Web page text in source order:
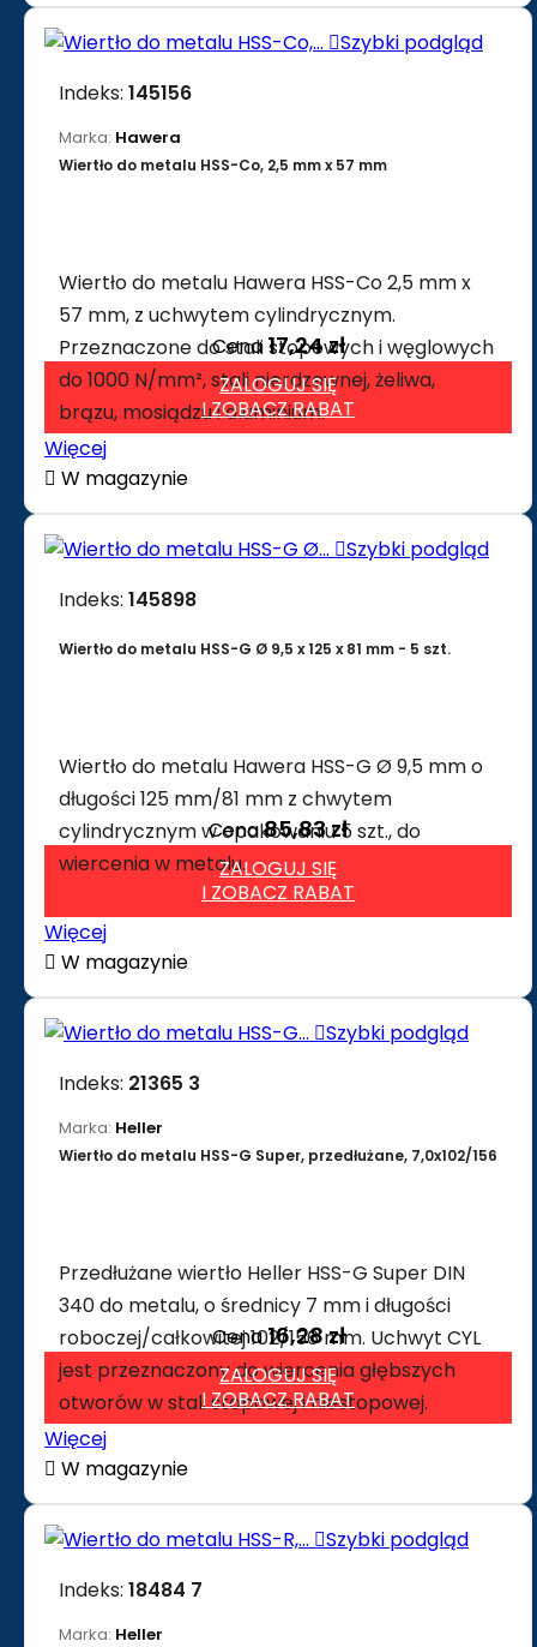
Szybki podgląd
Indeks: 145156
Marka: Hawera
Wiertło do metalu HSS-Co, 2,5 mm x 57 mm
Wiertło do metalu Hawera HSS-Co 2,5 mm x
57 mm, z uchwytem cylindrycznym.
Przeznaczone do stali stopowych i węglowych
do 1000 N/mm², stali nierdzewnej, żeliwa,
brązu, mosiądzu i aluminium.
Cena 17,24 zł
ZALOGUJ SIĘ
I ZOBACZ RABAT
Więcej
 W magazynie
Szybki podgląd
Indeks: 145898
Wiertło do metalu HSS-G Ø 9,5 x 125 x 81 mm - 5 szt.
Wiertło do metalu Hawera HSS-G Ø 9,5 mm o
długości 125 mm/81 mm z chwytem
cylindrycznym w opakowaniu 5 szt., do
wiercenia w metalu.
Cena85,83 zł
ZALOGUJ SIĘ
I ZOBACZ RABAT
Więcej
 W magazynie
Szybki podgląd
Indeks: 21365 3
Marka: Heller
Wiertło do metalu HSS-G Super, przedłużane, 7,0x102/156
Przedłużane wiertło Heller HSS-G Super DIN
340 do metalu, o średnicy 7 mm i długości
roboczej/całkowitej 102/156 mm. Uchwyt CYL
jest przeznaczony do wiercenia głębszych
otworów w stali stopowej i niestopowej.
Cena16,28 zł
ZALOGUJ SIĘ
I ZOBACZ RABAT
Więcej
 W magazynie
Szybki podgląd
Indeks: 18484 7
Marka: Heller